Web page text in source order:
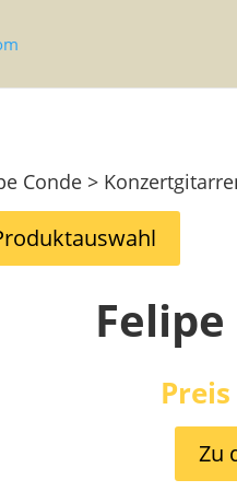
Conde >
Felipe
Zu